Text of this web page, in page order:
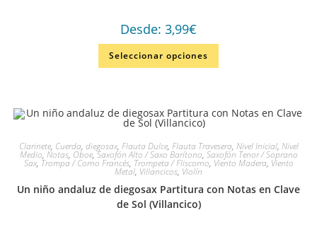
Desde: 3,99€
Seleccionar opciones
Clarinete, Cuerda, diegosax, Flauta Dulce, Flauta Travesera, Nivel Inicial, Nivel
Medio, Notas, Oboe,Saxofón Alto / Saxo Barítono, Saxofón Tenor / Soprano
Sax, Trompa / Corno Francés, Trompeta / Fliscorno, Viento Madera, Viento
Metal, Villancicos, Violín
Un niño andaluz de diegosax Partitura con Notas en Clave
de Sol (Villancico)